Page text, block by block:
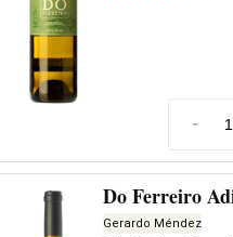
-
Do Ferreiro
Gerardo Méndez